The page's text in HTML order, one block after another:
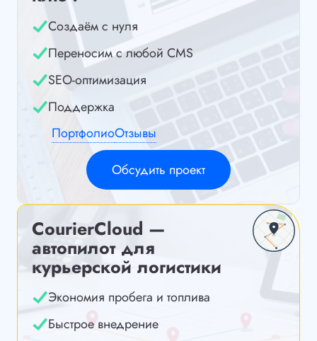
Создаём с нуля
Переносим с любой CMS
SEO-оптимизация
Поддержка
ПортфолиоОтзывы
Обсудить проект
CourierCloud —
автопилот для
курьерской логистики
Экономия пробега и топлива
Быстрое внедрение